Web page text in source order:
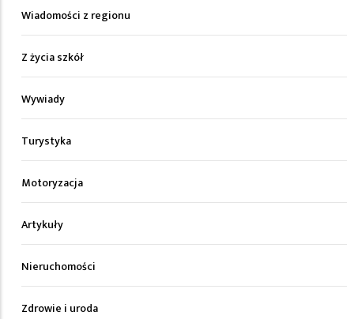
Wiadomości z regionu
Z życia szkół
Wywiady
Turystyka
Motoryzacja
Artykuły
Nieruchomości
Zdrowie i uroda